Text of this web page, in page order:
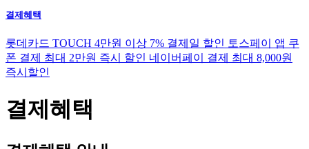
결제혜택
롯데카드 TOUCH 4만원 이상 7% 결제일 할인 토스페이 앱 쿠
폰 결제 최대 2만원 즉시 할인 네이버페이 결제 최대 8,000원
즉시할인
결제혜택